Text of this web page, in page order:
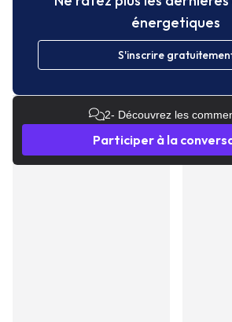
énergetiques
S'inscrire
2- Découvrez les
Participer à la